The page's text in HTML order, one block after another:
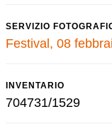
SERVIZIO
Festival, 08
INVENTARIO
704731/1529